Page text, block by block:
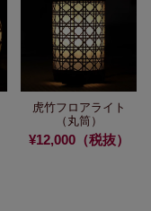
虎竹フロアライト
（丸筒）
¥12,000（税抜）